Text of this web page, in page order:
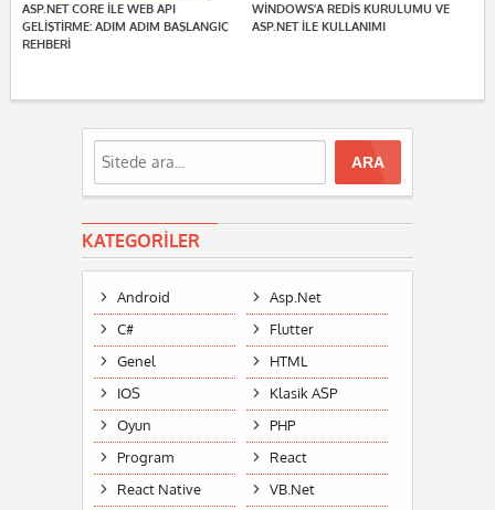
ASP.NET CORE ILE WEB API
GELIŞTIRME: ADIM ADIM BAŞLANGIÇ
REHBERI
WINDOWS’A REDIS KURULUMU VE
ASP.NET ILE KULLANIMI
KATEGORILER
Android
Asp.Net
C#
Flutter
Genel
HTML
IOS
Klasik ASP
Oyun
PHP
Program
React
React Native
VB.Net